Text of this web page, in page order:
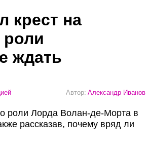
крест на
ждать
Автор: Александр Иванов
роли Лорда Волан-де-Морта в
рассказав, почему вряд ли